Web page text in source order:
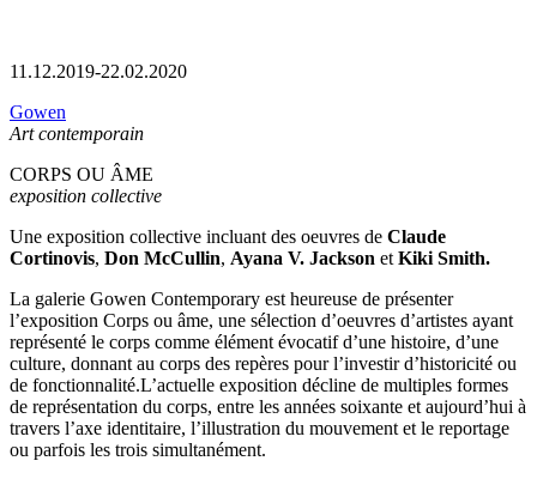
11.12.2019-22.02.2020
Gowen
Art contemporain
CORPS OU ÂME
exposition collective
Une exposition collective incluant des oeuvres de Claude
Cortinovis, Don McCullin, Ayana V. Jackson et Kiki Smith.
La galerie Gowen Contemporary est heureuse de présenter
l’exposition Corps ou âme, une sélection d’oeuvres d’artistes ayant
représenté le corps comme élément évocatif d’une histoire, d’une
culture, donnant au corps des repères pour l’investir d’historicité ou
de fonctionnalité.L’actuelle exposition décline de multiples formes
de représentation du corps, entre les années soixante et aujourd’hui à
travers l’axe identitaire, l’illustration du mouvement et le reportage
ou parfois les trois simultanément.